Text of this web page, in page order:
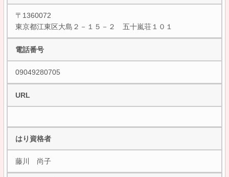
〒1360072
東京都江東区大島２－１５－２ 五十嵐荘１０１
電話番号
09049280705
URL
はり資格者
藤川 尚子